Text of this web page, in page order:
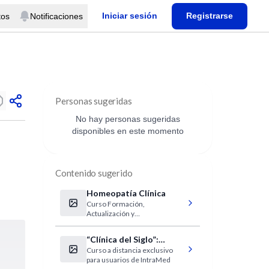
Notificaciones Iniciar sesión Registrarse
Personas sugeridas
No hay personas sugeridas
disponibles en este momento
Contenido sugerido
Homeopatía Clínica
Curso Formación,
Actualización y
“Clínica del Siglo”:
actualización en
Irritabilidad. Estrés
Curso a distancia exclusivo
para usuarios de IntraMed